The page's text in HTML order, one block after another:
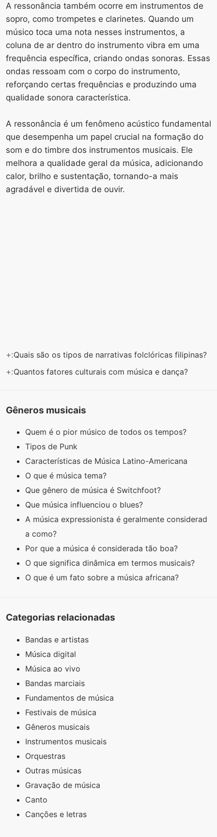
A ressonância também ocorre em instrumentos de
sopro, como trompetes e clarinetes. Quando um
músico toca uma nota nesses instrumentos, a
coluna de ar dentro do instrumento vibra em uma
frequência específica, criando ondas sonoras. Essas
ondas ressoam com o corpo do instrumento,
reforçando certas frequências e produzindo uma
qualidade sonora característica.
A ressonância é um fenômeno acústico fundamental
que desempenha um papel crucial na formação do
som e do timbre dos instrumentos musicais. Ele
melhora a qualidade geral da música, adicionando
calor, brilho e sustentação, tornando-a mais
agradável e divertida de ouvir.
+:Quais são os tipos de narrativas folclóricas filipinas?
+:Quantos fatores culturais com música e dança?
Gêneros musicais
Quem é o pior músico de todos os tempos?
Tipos de Punk
Características de Música Latino-Americana
O que é música tema?
Que gênero de música é Switchfoot?
Que música influenciou o blues?
A música expressionista é geralmente considerad
a como?
Por que a música é considerada tão boa?
O que significa dinâmica em termos musicais?
O que é um fato sobre a música africana?
Categorias relacionadas
Bandas e artistas
Música digital
Música ao vivo
Bandas marciais
Fundamentos de música
Festivais de música
Gêneros musicais
Instrumentos musicais
Orquestras
Outras músicas
Gravação de música
Canto
Canções e letras